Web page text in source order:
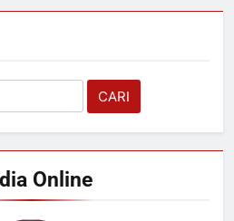
Online